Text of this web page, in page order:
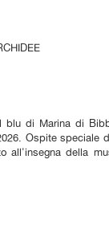
blu di Marina di
Ospite speciale
all'insegna della